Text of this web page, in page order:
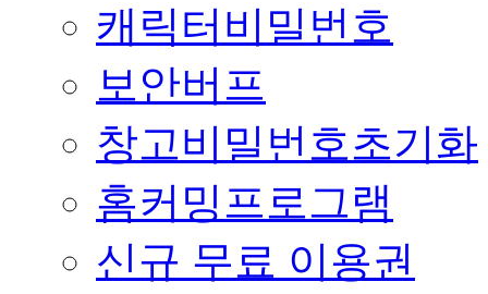
캐릭터비밀번호
보안버프
창고비밀번호초기화
홈커밍프로그램
신규 무료 이용권